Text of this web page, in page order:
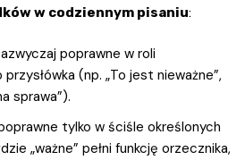
w codziennym pisaniu:
poprawne w roli
(np. „To jest nieważne”,
sprawa”).
tylko w ściśle określonych
„ważne” pełni funkcję orzecznika,